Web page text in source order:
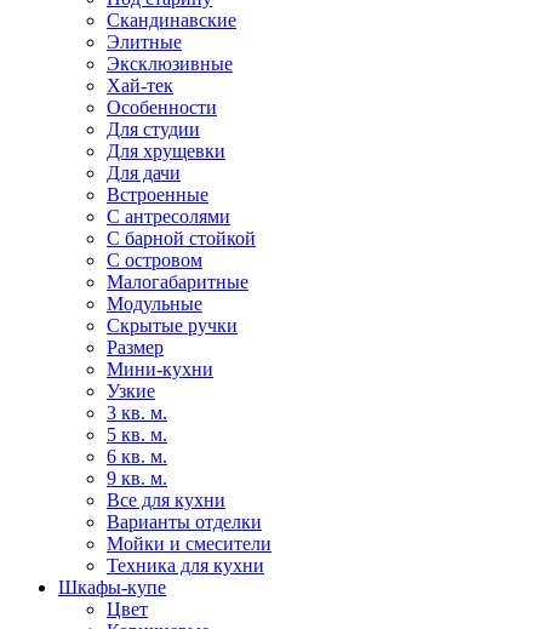
Скандинавские
Элитные
Эксклюзивные
Хай-тек
Особенности
Для студии
Для хрущевки
Для дачи
Встроенные
С антресолями
С барной стойкой
С островом
Малогабаритные
Модульные
Скрытые ручки
Размер
Мини-кухни
Узкие
3 кв. м.
5 кв. м.
6 кв. м.
9 кв. м.
Все для кухни
Варианты отделки
Мойки и смесители
Техника для кухни
Шкафы-купе
Цвет